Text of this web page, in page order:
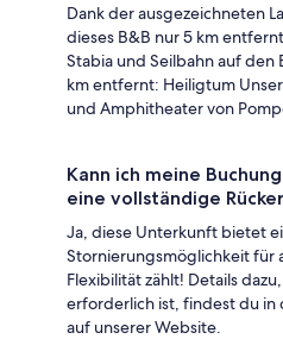
Dank der ausgezeichneten
dieses B&B nur 5 km
Stabia und Seilbahn auf den
km entfernt: Heiligtum
und Amphitheater von
Kann ich meine
eine vollständige
Ja, diese Unterkunft bietet
Stornierungsmöglichkeit für
Flexibilität zählt! Details
erforderlich ist, findest du
auf unserer Website.